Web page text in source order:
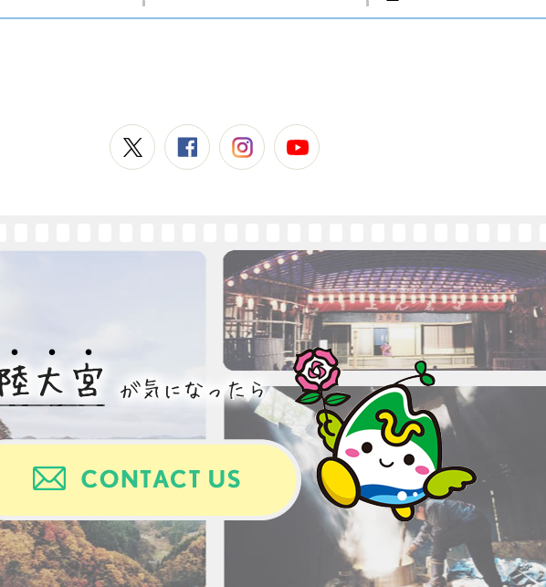
常陸大宮市公式X常陸大宮市公式Facebook常陸大宮市公式Instagram